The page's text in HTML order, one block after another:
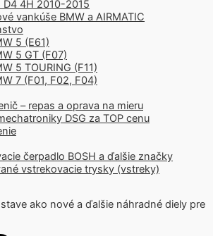
D4 4H 2010-2015
vankúše BMW a AIRMATIC
5 (E61)
5 GT (F07)
5 TOURING (F11)
7 (F01, F02, F04)
– repas a oprava na mieru
DSG za TOP cenu
čerpadlo BOSH a ďalšie značky
vstrekovacie trysky (vstreky)
ako nové a ďalšie náhradné diely pre